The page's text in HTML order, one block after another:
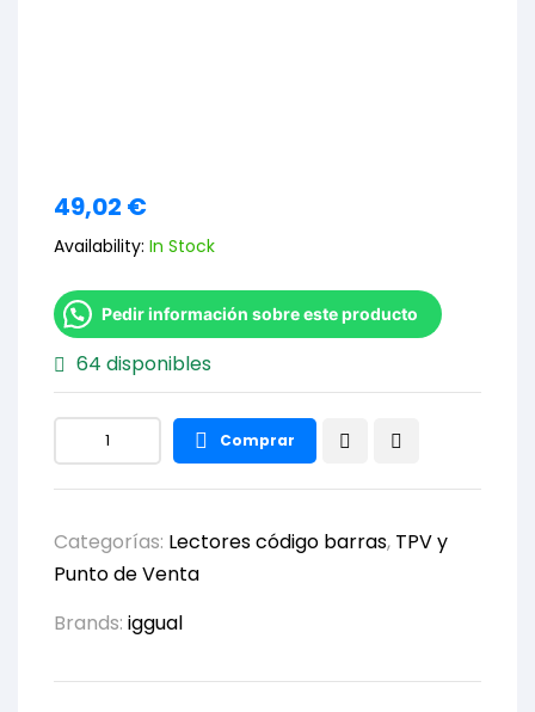
49,02 €
Availability: In Stock
Pedir información sobre este producto
64 disponibles
Comprar
Categorías: Lectores código barras, TPV y
Punto de Venta
Brands: iggual